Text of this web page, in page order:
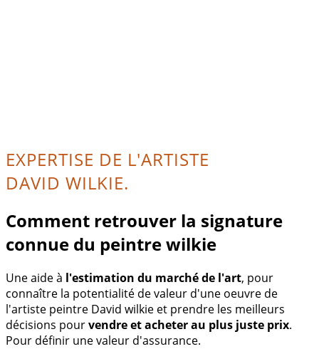
EXPERTISE DE L'ARTISTE
DAVID WILKIE.
Comment retrouver la signature
connue du peintre wilkie
Une aide à l'estimation du marché de l'art, pour
connaître la potentialité de valeur d'une oeuvre de
l'artiste peintre David wilkie et prendre les meilleurs
décisions pourvendre et acheter au plus juste prix.
Pour définir une valeur d'assurance.